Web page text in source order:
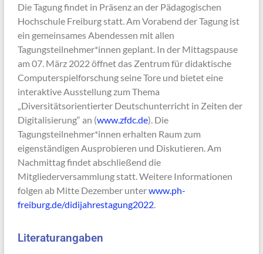
Die Tagung findet in Präsenz an der Pädagogischen
Hochschule Freiburg statt. Am Vorabend der Tagung ist
ein gemeinsames Abendessen mit allen
Tagungsteilnehmer*innen geplant. In der Mittagspause
am 07. März 2022 öffnet das Zentrum für didaktische
Computerspielforschung seine Tore und bietet eine
interaktive Ausstellung zum Thema
„Diversitätsorientierter Deutschunterricht in Zeiten der
Digitalisierung“ an (www.zfdc.de). Die
Tagungsteilnehmer*innen erhalten Raum zum
eigenständigen Ausprobieren und Diskutieren. Am
Nachmittag findet abschließend die
Mitgliederversammlung statt. Weitere Informationen
folgen ab Mitte Dezember unterwww.ph-
freiburg.de/didijahrestagung2022.
Literaturangaben